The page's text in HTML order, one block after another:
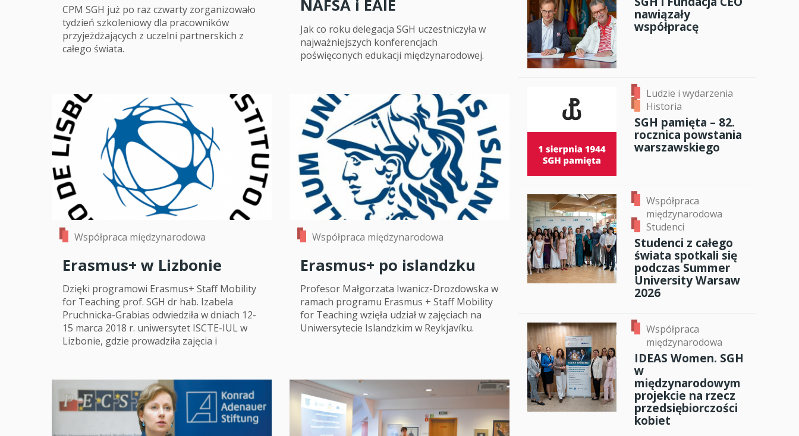
Studenci i doktoranci
Współpraca międzynarodowa
Sport
Historia
Wspomnienia
CPM SGH już po raz czwarty zorganizowało
tydzień szkoleniowy dla pracowników
przyjeżdżających z uczelni partnerskich z
całego świata.
NAFSA i EAIE
Jak co roku delegacja SGH uczestniczyła w
najważniejszych konferencjach
poświęconych edukacji międzynarodowej.
Współpraca międzynarodowa
Erasmus+ w Lizbonie
Dzięki programowi Erasmus+ Staff Mobility
for Teaching prof. SGH dr hab. Izabela
Pruchnicka-Grabias odwiedziła w dniach 12-
15 marca 2018 r. uniwersytet ISCTE-IUL w
Lizbonie, gdzie prowadziła zajęcia i
Współpraca międzynarodowa
Erasmus+ po islandzku
Profesor Małgorzata Iwanicz-Drozdowska w
ramach programu Erasmus + Staff Mobility
for Teaching wzięła udział w zajęciach na
Uniwersytecie Islandzkim w Reykjavíku.
nawiązały
współpracę
Ludzie i wydarzenia
Historia
SGH pamięta – 82.
rocznica powstania
warszawskiego
Współpraca
międzynarodowa
Studenci
Studenci z całego
świata spotkali się
podczas Summer
University Warsaw
2026
Współpraca
międzynarodowa
IDEAS Women. SGH
w
międzynarodowym
projekcie na rzecz
przedsiębiorczości
kobiet